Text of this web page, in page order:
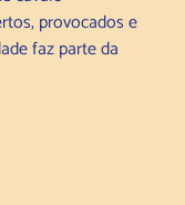
provocados e
faz parte da